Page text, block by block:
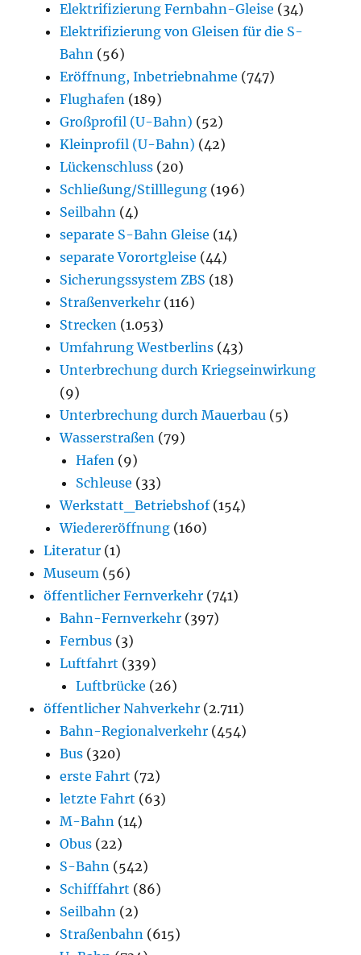
Elektrifizierung Fernbahn-Gleise (34)
Elektrifizierung von Gleisen für die S-
Bahn (56)
Eröffnung, Inbetriebnahme (747)
Flughafen (189)
Großprofil (U-Bahn) (52)
Kleinprofil (U-Bahn) (42)
Lückenschluss (20)
Schließung/Stilllegung (196)
Seilbahn (4)
separate S-Bahn Gleise (14)
separate Vorortgleise (44)
Sicherungssystem ZBS (18)
Straßenverkehr (116)
Strecken (1.053)
Umfahrung Westberlins (43)
Unterbrechung durch Kriegseinwirkung
(9)
Unterbrechung durch Mauerbau (5)
Wasserstraßen (79)
Hafen (9)
Schleuse (33)
Werkstatt_Betriebshof(154)
Wiedereröffnung (160)
Literatur (1)
Museum (56)
öffentlicher Fernverkehr (741)
Bahn-Fernverkehr (397)
Fernbus (3)
Luftfahrt (339)
Luftbrücke (26)
öffentlicher Nahverkehr (2.711)
Bahn-Regionalverkehr (454)
Bus (320)
erste Fahrt (72)
letzte Fahrt (63)
M-Bahn (14)
Obus (22)
S-Bahn (542)
Schifffahrt (86)
Seilbahn (2)
Straßenbahn (615)